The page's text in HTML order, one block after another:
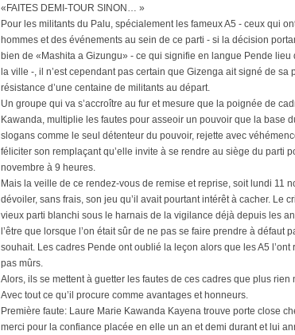
«FAITES DEMI-TOUR SINON… »
Pour les militants du Palu, spécialement les fameux A5 - ceux qui
hommes et des événements au sein de ce parti - si la décision
bien de «Mashita a Gizungu» - ce qui signifie en langue Pende
la ville -, il n’est cependant pas certain que Gizenga ait signé de
résistance d’une centaine de militants au départ.
Un groupe qui va s’accroître au fur et mesure que la poignée de
Kawanda, multiplie les fautes pour asseoir un pouvoir que la base
slogans comme le seul détenteur du pouvoir, rejette avec
féliciter son remplaçant qu’elle invite à se rendre au siège du parti
novembre à 9 heures.
Mais la veille de ce rendez-vous de remise et reprise, soit lundi 11
dévoiler, sans frais, son jeu qu’il avait pourtant intérêt à cacher. Le
vieux parti blanchi sous le harnais de la vigilance déjà depuis les
l’être que lorsque l’on était sûr de ne pas se faire prendre à
souhait. Les cadres Pende ont oublié la leçon alors que les A5
pas mûrs.
Alors, ils se mettent à guetter les fautes de ces cadres que plus
Avec tout ce qu’il procure comme avantages et honneurs.
Première faute: Laure Marie Kawanda Kayena trouve porte close
merci pour la confiance placée en elle un an et demi durant et lui